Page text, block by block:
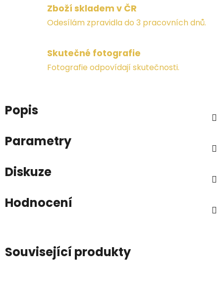
Zboží skladem v ČR
Odesílám zpravidla do 3 pracovních dnů.
Skutečné fotografie
Fotografie odpovídají skutečnosti.
Popis
Parametry
Diskuze
Hodnocení
Související produkty